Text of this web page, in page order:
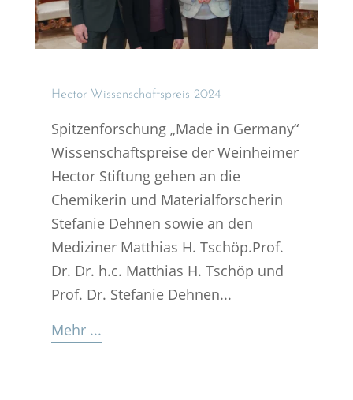
Hector Wissen­schafts­preis 2024
Spitzenforschung „Made in Germany“
Wissenschaftspreise der Weinheimer
Hector Stiftung gehen an die
Chemikerin und Materialforscherin
Stefanie Dehnen sowie an den
Mediziner Matthias H. Tschöp.​Prof.
Dr. Dr. h.c. Matthias H. Tschöp und
Prof. Dr. Stefanie Dehnen...
Mehr ...